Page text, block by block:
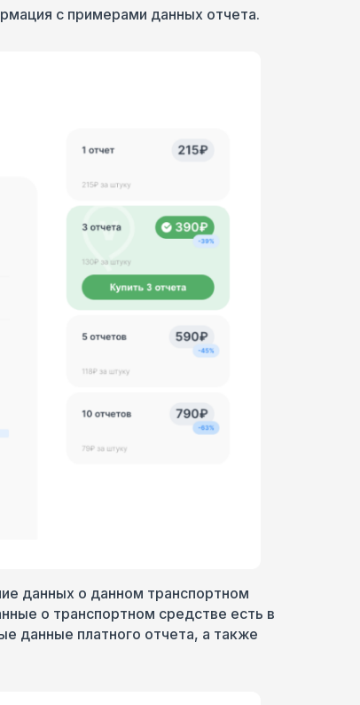
с примерами данных отчета.
данных о данном транспортном
о транспортном средстве есть в
данные платного отчета, а также